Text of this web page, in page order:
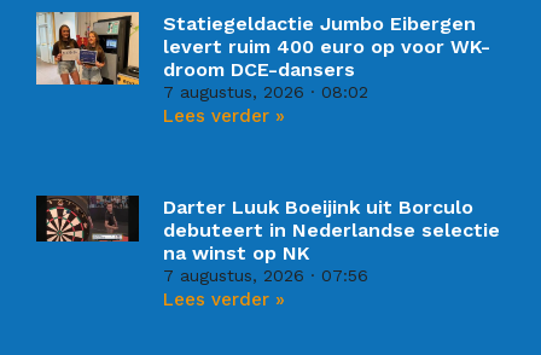
Statiegeldactie Jumbo Eibergen
levert ruim 400 euro op voor WK-
droom DCE-dansers
7 augustus, 2026 08:02
Lees verder »
Darter Luuk Boeijink uit Borculo
debuteert in Nederlandse selectie
na winst op NK
7 augustus, 2026 07:56
Lees verder »